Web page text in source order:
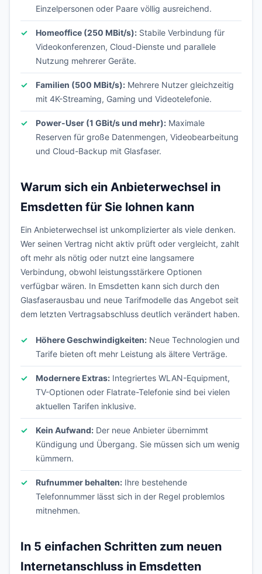
Einzelpersonen oder Paare völlig ausreichend.
Homeoffice (250 MBit/s): Stabile Verbindung für
Videokonferenzen, Cloud-Dienste und parallele
Nutzung mehrerer Geräte.
Familien (500 MBit/s): Mehrere Nutzer gleichzeitig
mit 4K-Streaming, Gaming und Videotelefonie.
Power-User (1 GBit/s und mehr): Maximale
Reserven für große Datenmengen, Videobearbeitung
und Cloud-Backup mit Glasfaser.
Warum sich ein Anbieterwechsel in
Emsdetten für Sie lohnen kann
Ein Anbieterwechsel ist unkomplizierter als viele denken.
Wer seinen Vertrag nicht aktiv prüft oder vergleicht, zahlt
oft mehr als nötig oder nutzt eine langsamere
Verbindung, obwohl leistungsstärkere Optionen
verfügbar wären. In Emsdetten kann sich durch den
Glasfaserausbau und neue Tarifmodelle das Angebot seit
dem letzten Vertragsabschluss deutlich verändert haben.
Höhere Geschwindigkeiten: Neue Technologien und
Tarife bieten oft mehr Leistung als ältere Verträge.
Modernere Extras: Integriertes WLAN-Equipment,
TV-Optionen oder Flatrate-Telefonie sind bei vielen
aktuellen Tarifen inklusive.
Kein Aufwand: Der neue Anbieter übernimmt
Kündigung und Übergang. Sie müssen sich um wenig
kümmern.
Rufnummer behalten: Ihre bestehende
Telefonnummer lässt sich in der Regel problemlos
mitnehmen.
In 5 einfachen Schritten zum neuen
Internetanschluss in Emsdetten